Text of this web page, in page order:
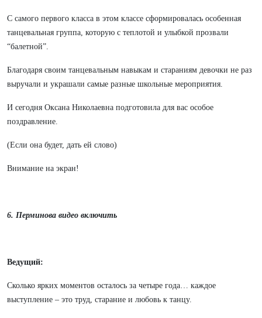
С самого первого класса в этом классе сформировалась особенная
танцевальная группа, которую с теплотой и улыбкой прозвали
“балетной”.
Благодаря своим танцевальным навыкам и стараниям девочки не раз
выручали и украшали самые разные школьные мероприятия.
И сегодня Оксана Николаевна подготовила для вас особое
поздравление.
(Если она будет, дать ей слово)
Внимание на экран!
6. Перминова видео включить
Ведущий:
Сколько ярких моментов осталось за четыре года… каждое
выступление – это труд, старание и любовь к танцу.